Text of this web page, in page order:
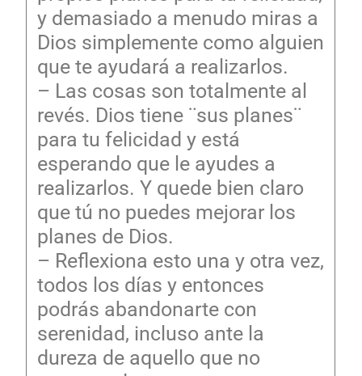
y demasiado a menudo miras a
Dios simplemente como alguien
que te ayudará a realizarlos.
– Las cosas son totalmente al
revés. Dios tiene ¨sus planes¨
para tu felicidad y está
esperando que le ayudes a
realizarlos. Y quede bien claro
que tú no puedes mejorar los
planes de Dios.
– Reflexiona esto una y otra vez,
todos los días y entonces
podrás abandonarte con
serenidad, incluso ante la
dureza de aquello que no